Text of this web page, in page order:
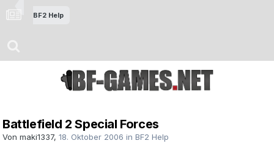
BF2 Help
Battlefield 2 Special Forces
Von maki1337, 18. Oktober 2006 in BF2 Help